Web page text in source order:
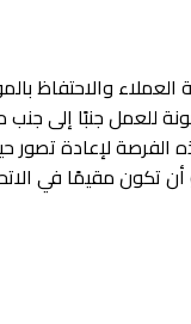
والاحتفاظ
للعمل جنبًا إلى
لإعادة تصور
أن تكون مقيمًا في